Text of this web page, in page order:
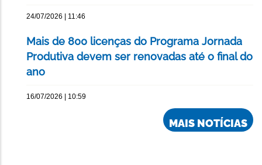
24/07/2026 | 11:46
Mais de 800 licenças do Programa Jornada
Produtiva devem ser renovadas até o final do
ano
16/07/2026 | 10:59
MAIS NOTÍCIAS